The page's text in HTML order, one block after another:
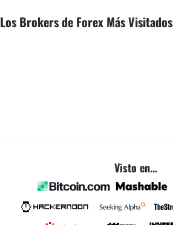
Los Brokers de Forex Más Visitados
Visto en...